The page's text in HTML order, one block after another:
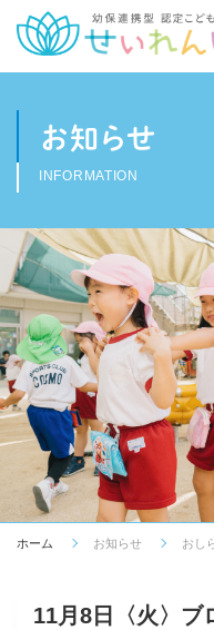
お知らせ
INFORMATION
ホーム お知らせ おし
11月8日〈火〉ブ